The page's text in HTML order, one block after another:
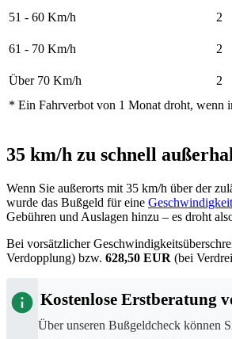
51 - 60 Km/h 2
61 - 70 Km/h 2
Über 70 Km/h 2
* Ein Fahrverbot von 1 Monat droht, wenn
35 km/h zu schnell
Wenn Sie außerorts mit 35 km/h über der
wurde das Bußgeld für eine
Gebühren und Auslagen hinzu – es droht
Bei vorsätzlicher
Verdopplung) bzw. 628,50 EUR (bei
Kostenlose Erstberatung
Über unseren Bußgeldcheck können